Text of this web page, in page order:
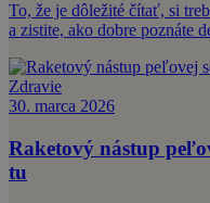
To, že je dôležité čítať, si
a zistite, ako dobre poznáte
Zdravie
30. marca 2026
Raketový nástup
tu